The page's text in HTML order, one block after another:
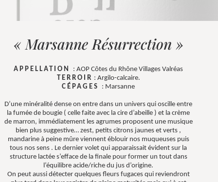
« Marsanne Résurrection »
APPELLATION : AOP Côtes du Rhône Villages Valréas
TERROIR : Argilo-calcaire.
CÉPAGES : Marsanne
D’une minéralité dense on entre dans un univers qui oscille entre
la fumée de bougie ( celle faite avec la cire d’abeille ) et la crème
de marron, immédiatement les agrumes proposent une musique
bien plus suggestive… zest, petits citrons jaunes et verts ,
mandarine à peine mûre viennent éblouir nos muqueuses puis
tous nos sens . Le dernier volet qui apparaissait évident sur la
structure lactée s’efface de la finale pour former un tout dans
l’équilibre acide/riche du jus d’origine.
On peut aussi détecter quelques fleurs fugaces qui reviendront